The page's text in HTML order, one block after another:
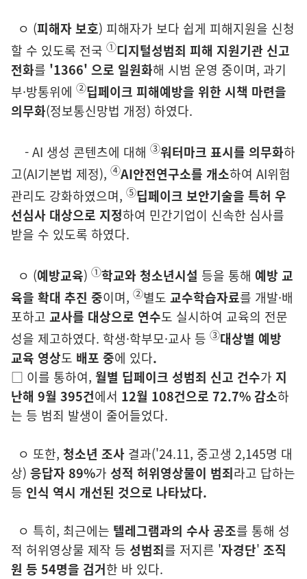
ㅇ (피해자 보호) 피해자가 보다 쉽게 피해지원을 신청
할 수 있도록 전국 ①디지털성범죄 피해 지원기관 신고
전화를 '1366' 으로 일원화해 시범 운영 중이며, 과기
부·방통위에 ②딥페이크 피해예방을 위한 시책 마련을
의무화(정보통신망법 개정) 하였다.
-AI 생성 콘텐츠에 대해 ③워터마크 표시를 의무화하
고(AI기본법 제정), ④AI안전연구소를 개소하여 AI위험
관리도 강화하였으며, ⑤딥페이크 보안기술을 특허 우
선심사 대상으로 지정하여 민간기업이 신속한 심사를
받을 수 있도록 하였다.
ㅇ (예방교육) ①학교와 청소년시설 등을 통해 예방 교
육을 확대 추진 중이며, ②별도 교수학습자료를 개발·배
포하고 교사를 대상으로 연수도 실시하여 교육의 전문
성을 제고하였다. 학생·학부모·교사 등 ③대상별 예방
교육 영상도 배포 중에 있다.
□ 이를 통하여, 월별 딥페이크 성범죄 신고 건수가 지
난해 9월 395건에서 12월 108건으로 72.7% 감소하
는 등 범죄 발생이 줄어들었다.
ㅇ 또한, 청소년 조사 결과('24.11, 중고생 2,145명 대
상) 응답자 89%가 성적 허위영상물이 범죄라고 답하는
등 인식 역시 개선된 것으로 나타났다.
ㅇ 특히, 최근에는 텔레그램과의 수사 공조를 통해 성
적 허위영상물 제작 등 성범죄를 저지른 '자경단' 조직
원 등 54명을 검거한 바 있다.